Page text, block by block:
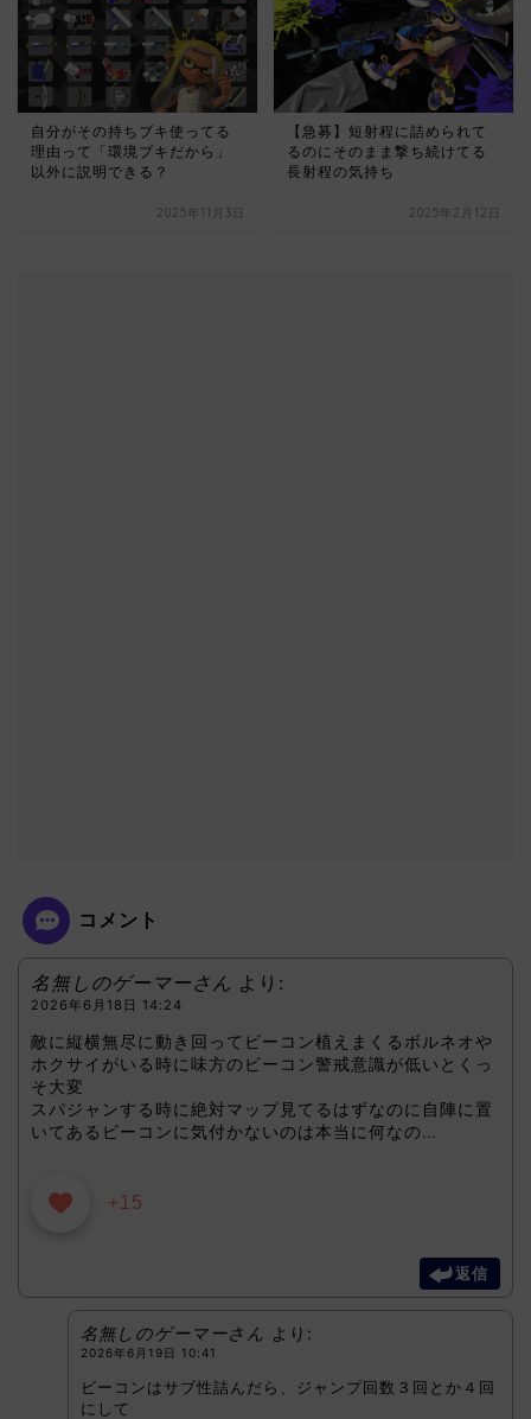
自分がその持ちブキ使ってる
理由って「環境ブキだから」
以外に説明できる？
2025年11月3日
【急募】短射程に詰められて
るのにそのまま撃ち続けてる
長射程の気持ち
2025年2月12日
コメント
名無しのゲーマーさん より:
2026年6月18日 14:24
敵に縦横無尽に動き回ってビーコン植えまくるボルネオや
ホクサイがいる時に味方のビーコン警戒意識が低いとくっ
そ大変
スパジャンする時に絶対マップ見てるはずなのに自陣に置
いてあるビーコンに気付かないのは本当に何なの…
+15
返信
名無しのゲーマーさん より:
2026年6月19日 10:41
ビーコンはサブ性詰んだら、ジャンプ回数３回とか４回
にして